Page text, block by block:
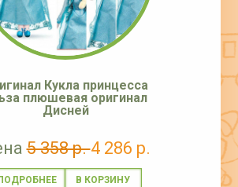
Кукла принцесса
плюшевая оригинал
Дисней
5 358 р.4 286 р.